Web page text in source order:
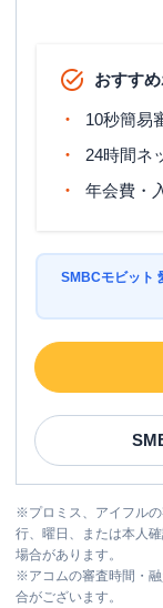
おすす
10秒簡易
24時間ネ
年会費・
SMBCモビット
※プロミス、アイフル
行、曜日、または本人
場合があります。
※アコムの審査時間・
合がございます。